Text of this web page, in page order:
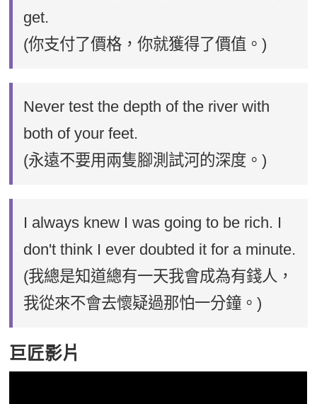
get.
(你支付了價格，你就獲得了價值。)
Never test the depth of the river with
both of your feet.
(永遠不要用兩隻腳測試河的深度。)
I always knew I was going to be rich. I
don't think I ever doubted it for a minute.
(我總是知道總有一天我會成為有錢人，
我從來不會去懷疑過那怕一分鐘。)
巨匠影片